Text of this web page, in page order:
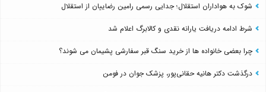
شوک به هواداران استقلال؛ جدایی رسمی رامین رضاییان از استقلال
شرط ادامه دریافت یارانه نقدی و کالابرگ اعلام شد
چرا بعضی خانواده ها از خرید سنگ قبر سفارشی پشیمان می شوند؟
درگذشت دکتر هانیه حقانی‌پور، پزشک جوان در فومن